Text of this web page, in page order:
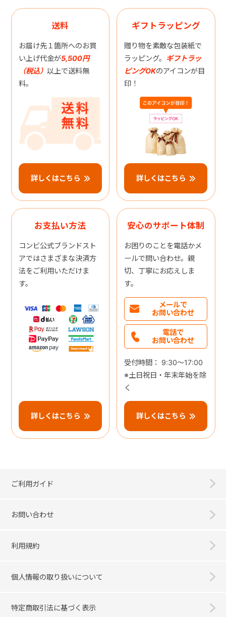
送料
お届け先１箇所へのお買
い上げ代金が5,500円
（税込） 以上で送料無
料。
詳しくはこちら
ギフトラッピング
贈り物を素敵な包装紙で
ラッピング。 ギフトラッ
ピングOKのアイコンが目
印！
詳しくはこちら
お支払い方法
コンビ公式ブランドスト
アではさまざまな決済方
法をご利用いただけま
す。
詳しくはこちら
安心のサポート体制
お困りのことを電話かメ
ールで問い合わせ。親
切、丁寧にお応えしま
す。
メールで
お問い合わせ
電話で
お問い合わせ
受付時間： 9:30～17:00
※土日祝日・年末年始を除
く
詳しくはこちら
ご利用ガイド
お問い合わせ
利用規約
個人情報の取り扱いについて
特定商取引法に基づく表示